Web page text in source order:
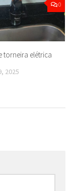
0
torneira elétrica
2025